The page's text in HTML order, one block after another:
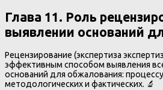
Глава 11. Роль
выявлении оснований
Рецензирование (экспертиза
эффективным способом выявления
оснований для обжалования:
методологических и фактических. 🔬